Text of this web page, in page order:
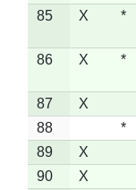
85
X *
86 X *
87 X
88
*
89
X
90
X